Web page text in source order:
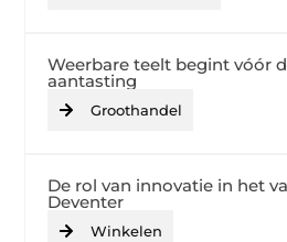
Weerbare teelt begint vóór
aantasting
Groothandel
De rol van innovatie in het
Deventer
Winkelen